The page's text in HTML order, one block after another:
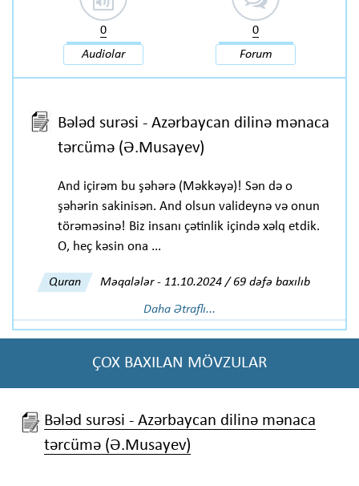
0
Audiolar
0
Forum
Bələd surəsi - Azərbaycan dilinə mənaca
tərcümə (Ə.Musayev)
And içirəm bu şəhərə (Məkkəyə)! Sən də o
şəhərin sakinisən. And olsun valideynə və onun
törəməsinə! Biz insanı çətinlik içində xəlq etdik.
O, heç kəsin ona ...
Quran Məqalələr- 11.10.2024 / 69 dəfə baxılıb
Daha Ətraflı...
ÇOX BAXILAN MÖVZULAR
Bələd surəsi - Azərbaycan dilinə mənaca
tərcümə (Ə.Musayev)